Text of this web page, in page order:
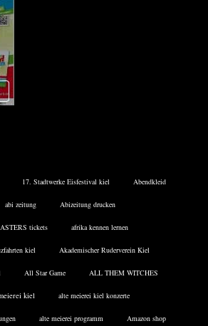
17. Stadtwerke Eisfestival kiel Abendkleid
abi zeitung Abizeitung drucken
tickets afrika kennen lernen
kiel Akademischer Ruderverein Kiel
All Star Game ALL THEM WITCHES
kiel alte meierei kiel konzerte
alte meierei programm Amazon shop